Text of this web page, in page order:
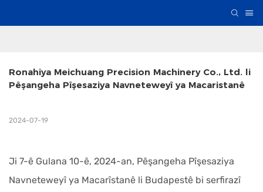
Ronahiya Meichuang Precision Machinery Co., Ltd. li
Pêşangeha Pîşesaziya Navneteweyî ya Macaristanê
2024-07-19
Ji 7-ê Gulana 10-ê, 2024-an, Pêşangeha Pîşesaziya
Navneteweyî ya Macarîstanê li Budapestê bi serfirazî